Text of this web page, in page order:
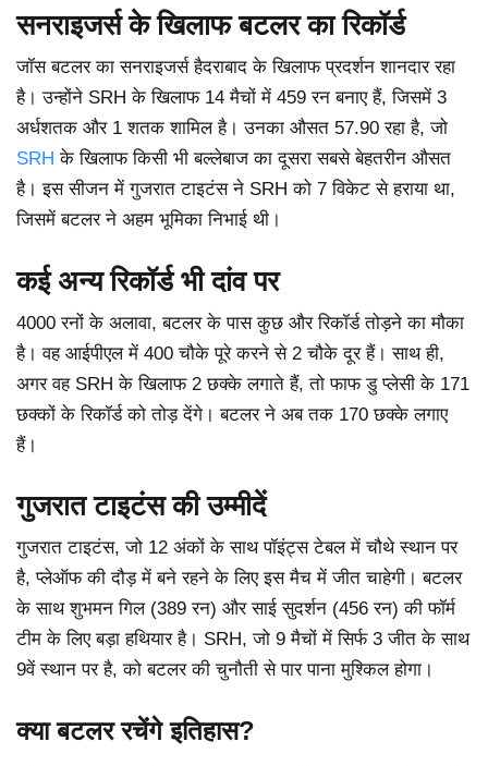
सनराइजर्स के खिलाफ बटलर का रिकॉर्ड
जॉस बटलर का सनराइजर्स हैदराबाद के खिलाफ प्रदर्शन शानदार रहा
है। उन्होंने SRH के खिलाफ 14 मैचों में 459 रन बनाए हैं, जिसमें 3
अर्धशतक और 1 शतक शामिल है। उनका औसत 57.90 रहा है, जो
SRH के खिलाफ किसी भी बल्लेबाज का दूसरा सबसे बेहतरीन औसत
है। इस सीजन में गुजरात टाइटंस ने SRH को 7 विकेट से हराया था,
जिसमें बटलर ने अहम भूमिका निभाई थी।
कई अन्य रिकॉर्ड भी दांव पर
4000 रनों के अलावा, बटलर के पास कुछ और रिकॉर्ड तोड़ने का मौका
है। वह आईपीएल में 400 चौके पूरे करने से 2 चौके दूर हैं। साथ ही,
अगर वह SRH के खिलाफ 2 छक्के लगाते हैं, तो फाफ डु प्लेसी के 171
छक्कों के रिकॉर्ड को तोड़ देंगे। बटलर ने अब तक 170 छक्के लगाए
हैं।
गुजरात टाइटंस की उम्मीदें
गुजरात टाइटंस, जो 12 अंकों के साथ पॉइंट्स टेबल में चौथे स्थान पर
है, प्लेऑफ की दौड़ में बने रहने के लिए इस मैच में जीत चाहेगी। बटलर
के साथ शुभमन गिल (389 रन) और साई सुदर्शन (456 रन) की फॉर्म
टीम के लिए बड़ा हथियार है। SRH, जो 9 मैचों में सिर्फ 3 जीत के साथ
9वें स्थान पर है, को बटलर की चुनौती से पार पाना मुश्किल होगा।
क्या बटलर रचेंगे इतिहास?